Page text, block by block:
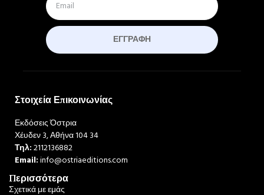
ΕΓΓΡΑΦΉ
Στοιχεία Επικοινωνίας
Εκδόσεις Όστρια
Χέυδεν 3, Αθήνα 104 34
Τηλ:2112136882
Email:info@ostriaeditions.com
Περισσότερα
Σχετικά με εμάς